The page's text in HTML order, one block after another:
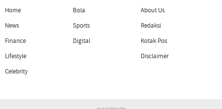
Home
News
Finance
Lifestyle
Celebrity
Bola
Sports
Digital
About Us
Redaksi
Kotak Pos
Disclaimer